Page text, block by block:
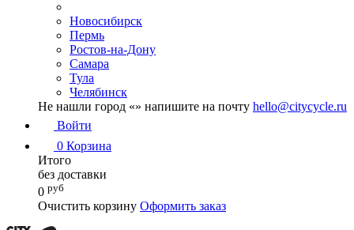
Новосибирск
Пермь
Ростов-на-Дону
Самара
Тула
Челябинск
Не нашли город «» напишите на почту hello@citycycle.ru
Войти
0 Корзина
Итого
без доставки
0 руб
Очистить корзину Оформить заказ